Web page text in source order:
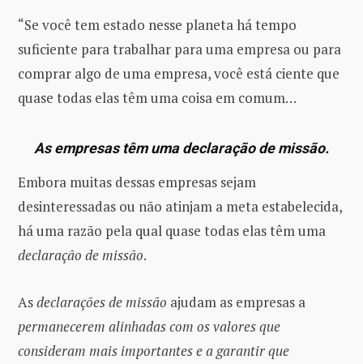
“Se você tem estado nesse planeta há tempo
suficiente para trabalhar para uma empresa ou para
comprar algo de uma empresa, você está ciente que
quase todas elas têm uma coisa em comum…
As empresas têm uma declaração de missão.
Embora muitas dessas empresas sejam
desinteressadas ou não atinjam a meta estabelecida,
há uma razão pela qual quase todas elas têm uma
declaração de missão.
Asdeclarações de missão ajudam as empresas a
permanecerem alinhadas com os valores que
consideram mais importantes e a garantir que